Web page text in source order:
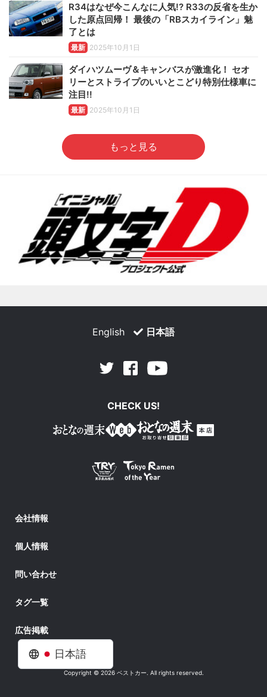
日本語
R34はなぜ今こんなに人気!? R33の反省を生か
した原点回帰！ 最後の「RBスカイライン」魅
了とは
最新 2025年10月1日
ダイハツムーヴ＆キャンバスが激進化！ セオ
リーとストライプのいいとこどり特別仕様車に
注目!!
最新 2025年10月1日
もっと見る
English 日本語
Twitter Facebook
CHECK US!
会社情報
個人情報
問い合わせ
タグ一覧
広告掲載
Copyright © 2026 ベストカー. All rights reserved.